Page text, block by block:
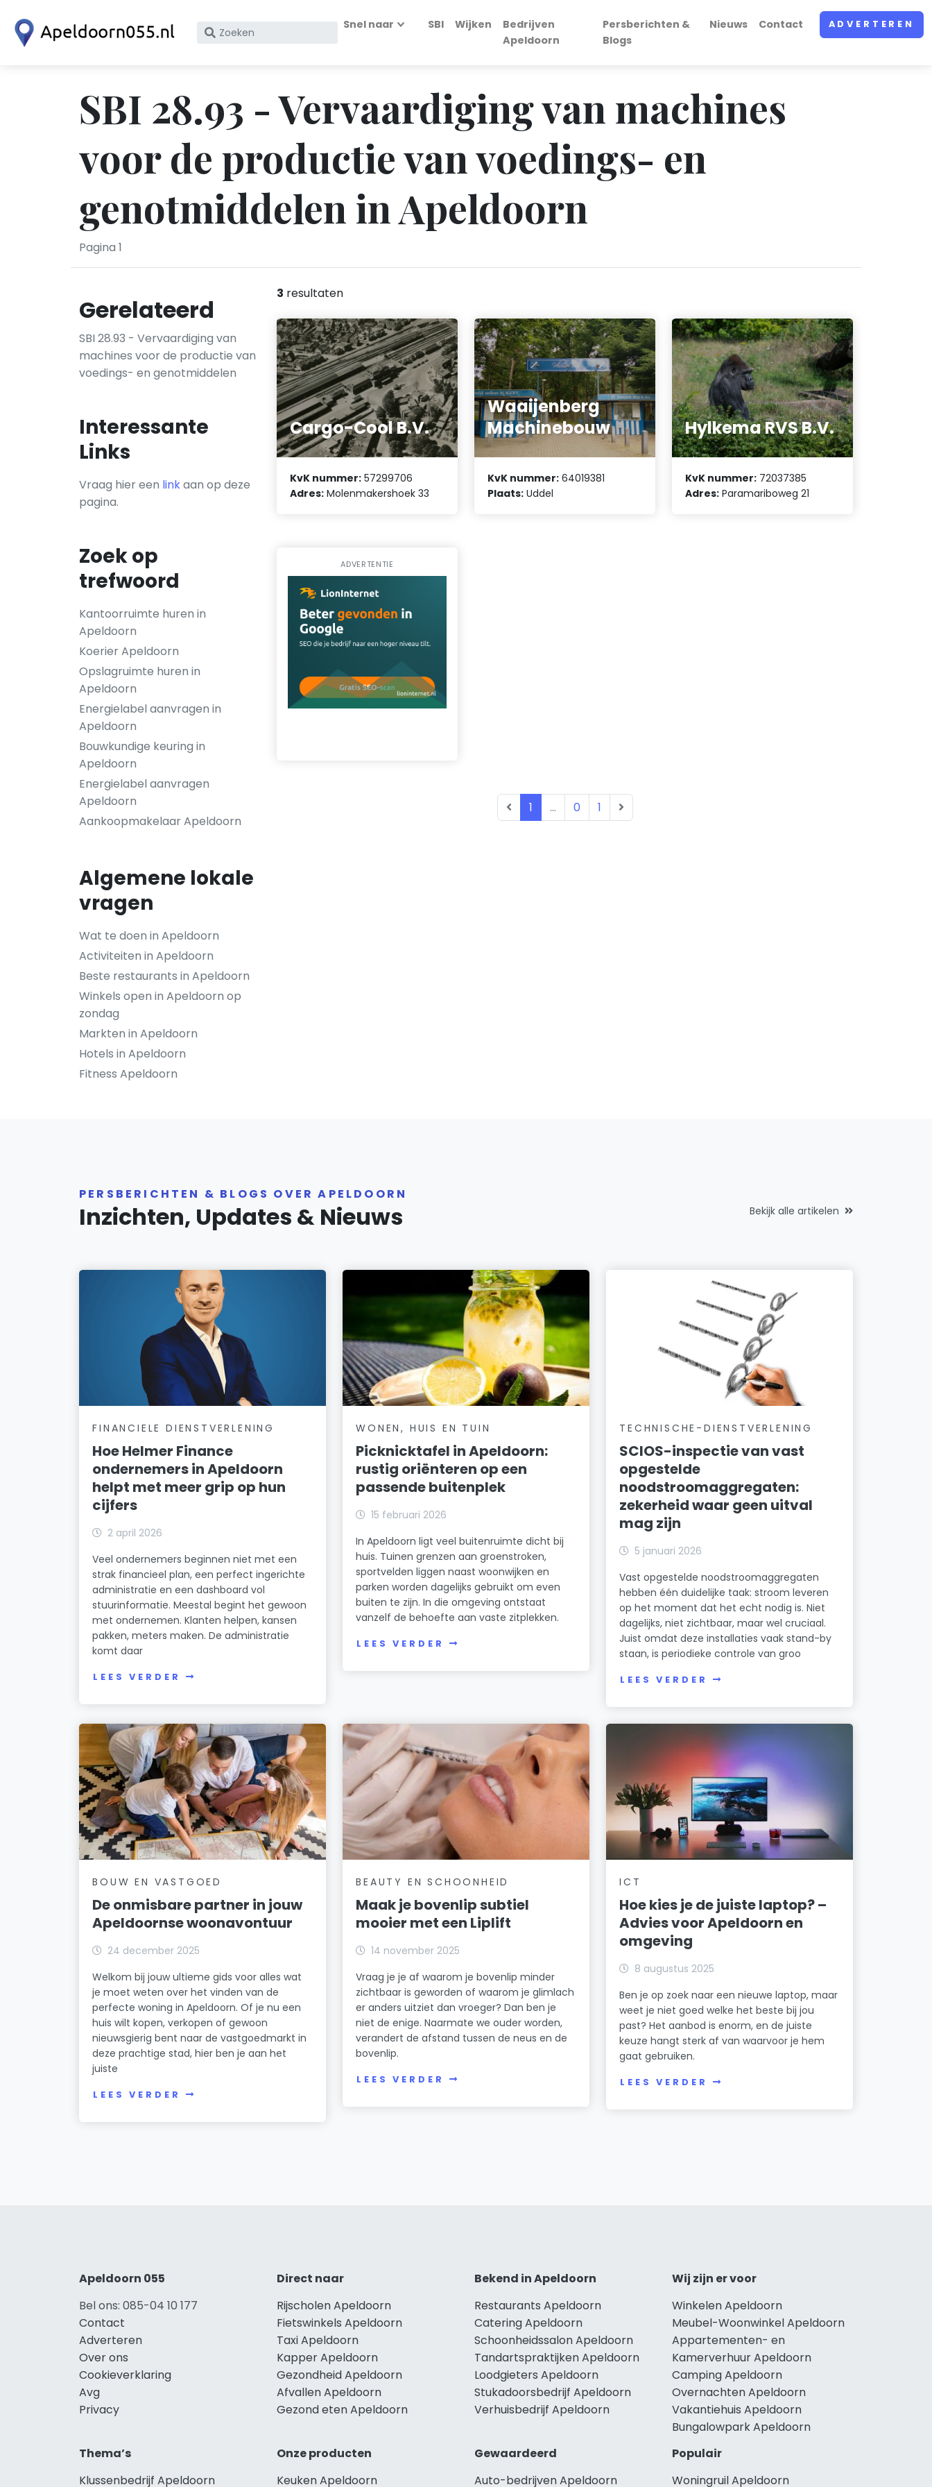
Zoek
KvK
nummer
Snel naar SBI Wijken
Bedrijven
Apeldoorn
Persberichten &
Blogs
Nieuws Contact ADVERTEREN
SBI 28.93 - Vervaardiging van machines
voor de productie van voedings- en
genotmiddelen in Apeldoorn
Pagina 1
Gerelateerd
SBI 28.93 - Vervaardiging van
machines voor de productie van
voedings- en genotmiddelen
Interessante
Links
Vraag hier een linkaan op deze
pagina.
Zoek op
trefwoord
Kantoorruimte huren in
Apeldoorn
Koerier Apeldoorn
Opslagruimte huren in
Apeldoorn
Energielabel aanvragen in
Apeldoorn
Bouwkundige keuring in
Apeldoorn
Energielabel aanvragen
Apeldoorn
Aankoopmakelaar Apeldoorn
Algemene lokale
vragen
Wat te doen in Apeldoorn
Activiteiten in Apeldoorn
Beste restaurants in Apeldoorn
Winkels open in Apeldoorn op
zondag
Markten in Apeldoorn
Hotels in Apeldoorn
Fitness Apeldoorn
3 resultaten
Cargo-Cool B.V.
KvK nummer: 57299706
Adres: Molenmakershoek 33
Waaijenberg
Machinebouw
KvK nummer: 64019381
Plaats: Uddel
Hylkema RVS B.V.
KvK nummer: 72037385
Adres: Paramariboweg 21
ADVERTENTIE
1 ... 0 1
PERSBERICHTEN & BLOGS OVER APELDOORN
Inzichten, Updates & Nieuws Bekijk alle artikelen
FINANCIELE DIENSTVERLENING
Hoe Helmer Finance
ondernemers in Apeldoorn
helpt met meer grip op hun
cijfers
2 april 2026
Veel ondernemers beginnen niet met een
strak financieel plan, een perfect ingerichte
administratie en een dashboard vol
stuurinformatie. Meestal begint het gewoon
met ondernemen. Klanten helpen, kansen
pakken, meters maken. De administratie
komt daar
LEES VERDER
WONEN, HUIS EN TUIN
Picknicktafel in Apeldoorn:
rustig oriënteren op een
passende buitenplek
15 februari 2026
In Apeldoorn ligt veel buitenruimte dicht bij
huis. Tuinen grenzen aan groenstroken,
sportvelden liggen naast woonwijken en
parken worden dagelijks gebruikt om even
buiten te zijn. In die omgeving ontstaat
vanzelf de behoefte aan vaste zitplekken.
LEES VERDER
TECHNISCHE-DIENSTVERLENING
SCIOS-inspectie van vast
opgestelde
noodstroomaggregaten:
zekerheid waar geen uitval
mag zijn
5 januari 2026
Vast opgestelde noodstroomaggregaten
hebben één duidelijke taak: stroom leveren
op het moment dat het echt nodig is. Niet
dagelijks, niet zichtbaar, maar wel cruciaal.
Juist omdat deze installaties vaak stand-by
staan, is periodieke controle van groo
LEES VERDER
BOUW EN VASTGOED
De onmisbare partner in jouw
Apeldoornse woonavontuur
24 december 2025
Welkom bij jouw ultieme gids voor alles wat
je moet weten over het vinden van de
perfecte woning in Apeldoorn. Of je nu een
huis wilt kopen, verkopen of gewoon
nieuwsgierig bent naar de vastgoedmarkt in
deze prachtige stad, hier ben je aan het
juiste
LEES VERDER
BEAUTY EN SCHOONHEID
Maak je bovenlip subtiel
mooier met een Liplift
14 november 2025
Vraag je je af waarom je bovenlip minder
zichtbaar is geworden of waarom je glimlach
er anders uitziet dan vroeger? Dan ben je
niet de enige. Naarmate we ouder worden,
verandert de afstand tussen de neus en de
bovenlip.
LEES VERDER
ICT
Hoe kies je de juiste laptop? –
Advies voor Apeldoorn en
omgeving
8 augustus 2025
Ben je op zoek naar een nieuwe laptop, maar
weet je niet goed welke het beste bij jou
past? Het aanbod is enorm, en de juiste
keuze hangt sterk af van waarvoor je hem
gaat gebruiken.
LEES VERDER
Apeldoorn 055
Bel ons: 085-04 10 177
Contact
Adverteren
Over ons
Cookieverklaring
Avg
Privacy
Direct naar
Rijscholen Apeldoorn
Fietswinkels Apeldoorn
Taxi Apeldoorn
Kapper Apeldoorn
Gezondheid Apeldoorn
Afvallen Apeldoorn
Gezond eten Apeldoorn
Bekend in Apeldoorn
Restaurants Apeldoorn
Catering Apeldoorn
Schoonheidssalon Apeldoorn
Tandartspraktijken Apeldoorn
Loodgieters Apeldoorn
Stukadoorsbedrijf Apeldoorn
Verhuisbedrijf Apeldoorn
Wij zijn er voor
Winkelen Apeldoorn
Meubel-Woonwinkel Apeldoorn
Appartementen- en
Kamerverhuur Apeldoorn
Camping Apeldoorn
Overnachten Apeldoorn
Vakantiehuis Apeldoorn
Bungalowpark Apeldoorn
Thema’s
Klussenbedrijf Apeldoorn
Onze producten
Keuken Apeldoorn
Gewaardeerd
Auto-bedrijven Apeldoorn
Populair
Woningruil Apeldoorn